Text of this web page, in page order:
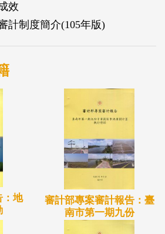
效
計制度簡介(105年版)
：地
審計部專案審計報告：臺
南市第一期九份